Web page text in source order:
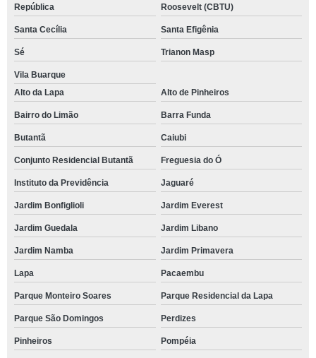
República Roosevelt (CBTU)
Santa Cecília Santa Efigênia
Sé Trianon Masp
Vila Buarque
Alto da Lapa
Alto de Pinheiros
Bairro do Limão Barra Funda
Butantã Caiubi
Conjunto Residencial Butantã Freguesia do Ó
Instituto da Previdência Jaguaré
Jardim Bonfiglioli Jardim Everest
Jardim Guedala Jardim Libano
Jardim Namba Jardim Primavera
Lapa Pacaembu
Parque Monteiro Soares Parque Residencial da Lapa
Parque São Domingos Perdizes
Pinheiros Pompéia